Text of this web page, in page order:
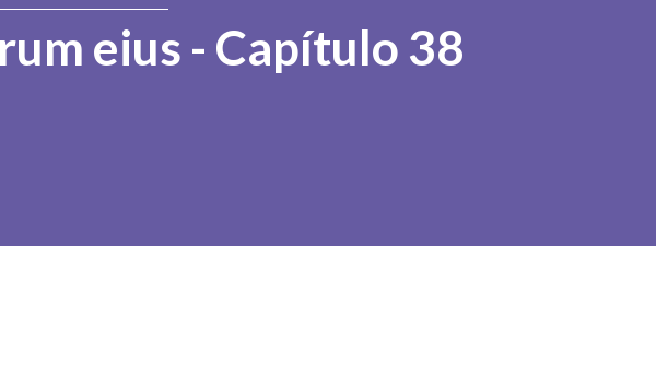
eius - Capítulo 38